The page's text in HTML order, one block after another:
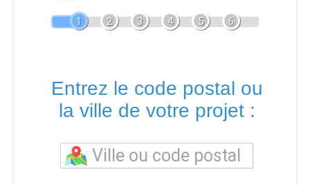
1 2 3 4 5 6
Entrez le code postal ou
la ville de votre projet :